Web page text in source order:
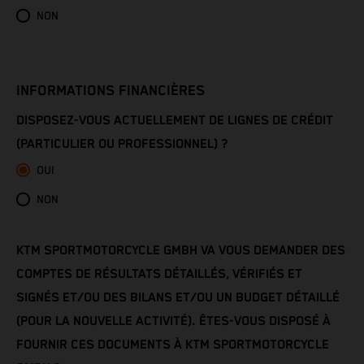
Djibouti
Dominica
Dominican Republic
Egypt
El Salvador
NON
INFORMATIONS FINANCIÈRES
DISPOSEZ-VOUS ACTUELLEMENT DE LIGNES DE CRÉDIT
(PARTICULIER OU PROFESSIONNEL) ?
OUI
NON
KTM SPORTMOTORCYCLE GMBH VA VOUS DEMANDER DES
COMPTES DE RÉSULTATS DÉTAILLÉS, VÉRIFIÉS ET
SIGNÉS ET/OU DES BILANS ET/OU UN BUDGET DÉTAILLÉ
(POUR LA NOUVELLE ACTIVITÉ). ÊTES-VOUS DISPOSÉ À
FOURNIR CES DOCUMENTS À KTM SPORTMOTORCYCLE